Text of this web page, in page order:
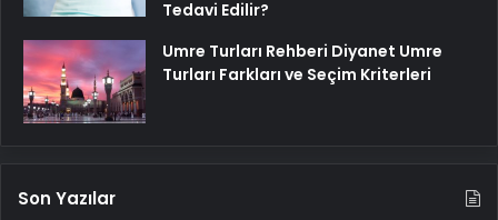
Tedavi Edilir?
Umre Turları Rehberi Diyanet Umre
Turları Farkları ve Seçim Kriterleri
Son Yazılar